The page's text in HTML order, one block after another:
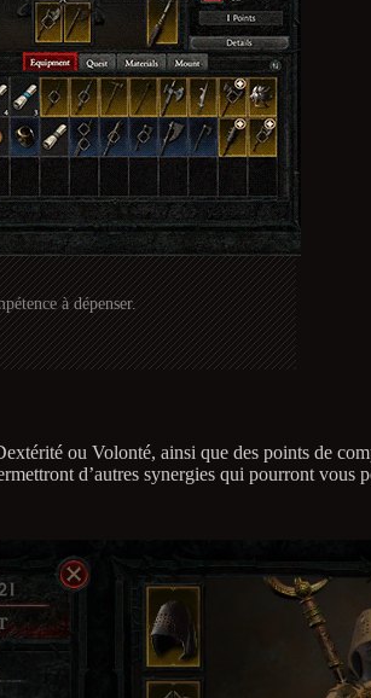
à dépenser.
ou Volonté, ainsi que des points de
d’autres synergies qui pourront vous